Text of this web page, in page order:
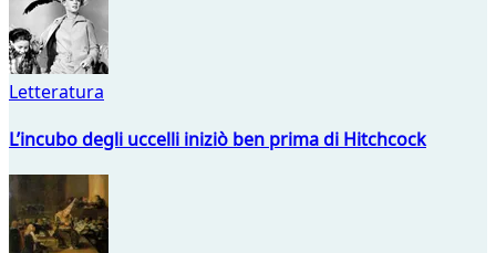
Letteratura
L’incubo degli uccelli iniziò ben prima di Hitchcock